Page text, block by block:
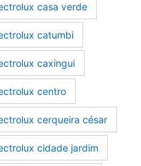
casa verde
catumbi
caxingui
centro
cerqueira césar
cidade jardim